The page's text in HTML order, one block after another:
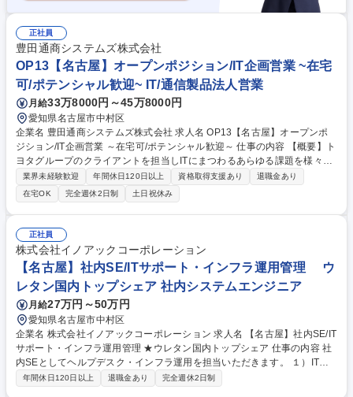
正社員
豊田通商システムズ株式会社
OP13【名古屋】オープンポジション/IT企画営業 ~在宅
可/ポテンシャル歓迎~ IT/通信製品法人営業
月給33万8000円～45万8000円
愛知県名古屋市中村区
企業名 豊田通商システムズ株式会社 求人名 OP13【名古屋】オープンポ
ジション/IT企画営業 ～在宅可/ポテンシャル歓迎～ 仕事の内容 【概要】ト
ヨタグループのクライアントを担当しITにまつわるあらゆる課題を様々な
切り口で解決する営業職を募集します。 【■具体的には】◎モノ売りでな
く、お客様の様々な技術要望に対し数多あるツールやソリューションを選
定・提案するコンサルティング営業をお任せします。 ■各種クラウドサー
ビスや自社サービスの販売戦略立案と拡販活動 ■顧客課題解決に向けたソ
リューション提案 ■SEと協働での企画構想立案■新規商材の発掘や新サー
ビスの企画立案 ■既存顧客キーマンとの関係強化と新規顧客開拓 募集職種
OP13【名古屋】オープンポジション/IT企画営業 ～在宅可/ポテンシャル歓
迎～
業界未経験歓迎 年間休日120日以上 資格取得支援あり
退職金あり
在宅OK
完全週休2日制 土日祝休み
正社員
株式会社イノアックコーポレーション
【名古屋】社内SE/ITサポート・インフラ運用管理 ウ
レタン国内トップシェア 社内システムエンジニア
月給27万円～50万円
愛知県名古屋市中村区
企業名 株式会社イノアックコーポレーション 求人名 【名古屋】社内SE/IT
サポート・インフラ運用管理 ★ウレタン国内トップシェア 仕事の内容 社
内SEとしてヘルプデスク・インフラ運用を担当いただきます。 １）ITヘ
ルプデスク（社内対応） ■PC周りやアプリケーションのサポート対応 ■P
年間休日120日以上 退職金あり 完全週休2日制